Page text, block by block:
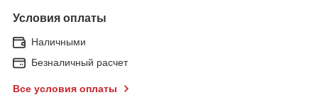
Условия оплаты
Наличными
Безналичный расчет
Все условия оплаты